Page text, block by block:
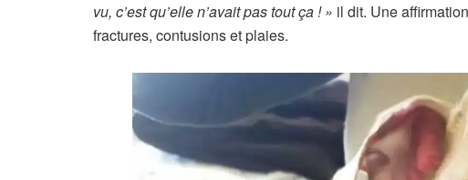
vu, c’est qu’elle n’avait pas tout ça ! » il dit. Une
fractures, contusions et plaies.